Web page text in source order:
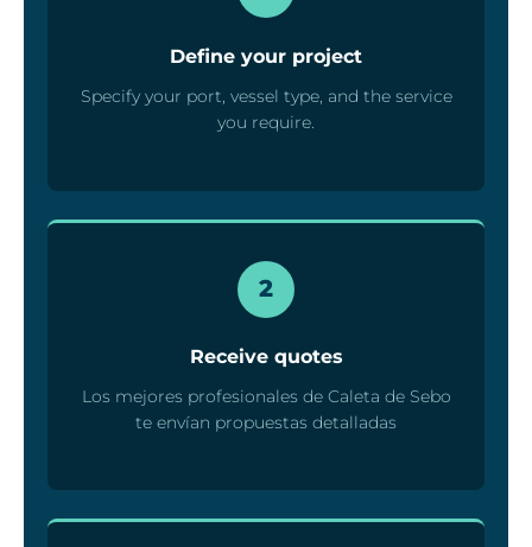
Define your project
Specify your port, vessel type, and the service
you require.
2
Receive quotes
Los mejores profesionales de Caleta de Sebo
te envían propuestas detalladas